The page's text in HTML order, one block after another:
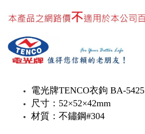
電光牌TENCO衣鉤 BA-5425
尺寸：52×52×42mm
材質：不鏽鋼#304